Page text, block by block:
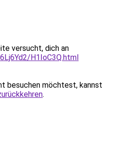
versucht, dich an
H1IoC3Q.html
besuchen möchtest, kannst
.